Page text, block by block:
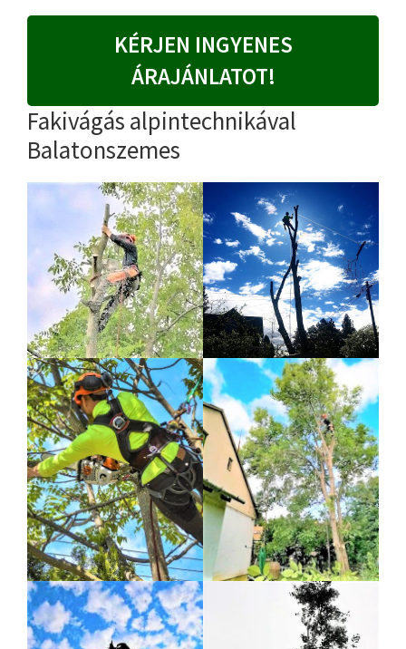
KÉRJEN INGYENES
ÁRAJÁNLATOT!
Fakivágás alpintechnikával
Balatonszemes